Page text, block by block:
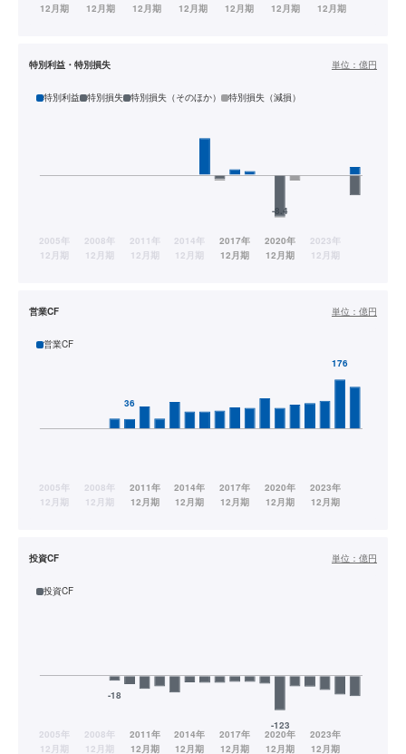
特別利益・特別損失 単位： 億円
特別利益 特別損失 特別損失（そのほか） 特別損失（減損）
営業CF 単位： 億円
営業CF
投資CF 単位： 億円
投資CF